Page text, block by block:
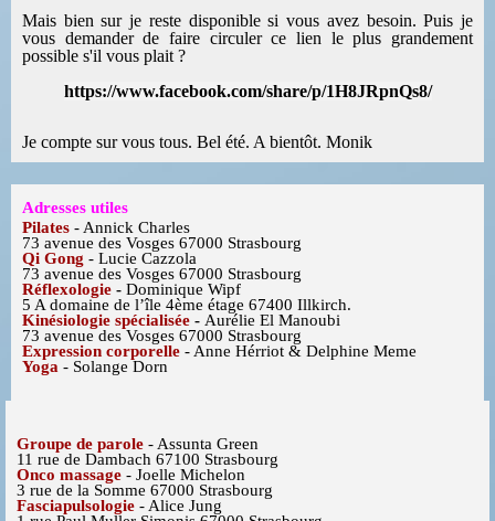
Mais bien sur je reste disponible si vous avez besoin. Puis je
vous demander de faire circuler ce lien le plus grandement
possible s'il vous plait ?
https://www.facebook.com/share/p/1H8JRpnQs8/
Je compte sur vous tous. Bel été. A bientôt. Monik
Adresses utiles
Pilates - Annick Charles
73 avenue des Vosges 67000 Strasbourg
Qi Gong - Lucie Cazzola
73 avenue des Vosges 67000 Strasbourg
Réflexologie - Dominique Wipf
5 A domaine de l’île 4ème étage 67400 Illkirch.
Kinésiologie spécialisée - Aurélie El Manoubi
73 avenue des Vosges 67000 Strasbourg
Expression corporelle - Anne Hérriot & Delphine Meme
Yoga - Solange Dorn
Groupe de parole - Assunta Green
11 rue de Dambach 67100 Strasbourg
Onco massage - Joelle Michelon
3 rue de la Somme 67000 Strasbourg
Fasciapulsologie - Alice Jung